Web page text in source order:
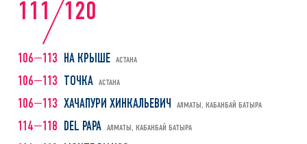
111 120
106—113 НА КРЫШЕ АСТАНА
106—113 ТОЧКА АСТАНА
106—113 ХАЧАПУРИ ХИНКАЛЬЕВИЧ АЛМАТЫ, КАБАНБАЙ БАТЫРА
114—118 DEL PAPA АЛМАТЫ, КАБАНБАЙ БАТЫРА